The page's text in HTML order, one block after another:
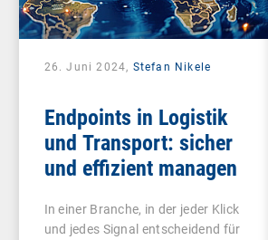
26. Juni 2024, Stefan Nikele
Endpoints in Logistik
und Transport: sicher
und effizient managen
In einer Branche, in der jeder Klick
und jedes Signal entscheidend für